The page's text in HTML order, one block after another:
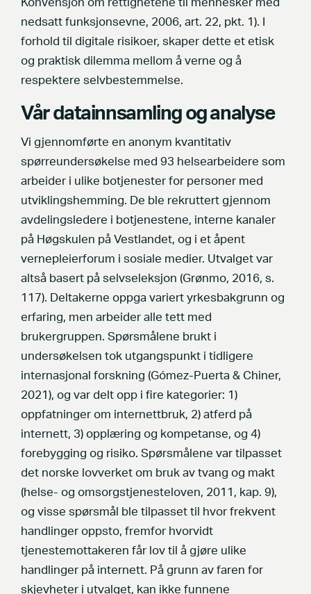
Konvensjon om rettighetene til mennesker med
nedsatt funksjonsevne, 2006, art. 22, pkt. 1). I
forhold til digitale risikoer, skaper dette et etisk
og praktisk dilemma mellom å verne og å
respektere selvbestemmelse.
Vår datainnsamling og analyse
Vi gjennomførte en anonym kvantitativ
spørreundersøkelse med 93 helsearbeidere som
arbeider i ulike botjenester for personer med
utviklingshemming. De ble rekruttert gjennom
avdelingsledere i botjenestene, interne kanaler
på Høgskulen på Vestlandet, og i et åpent
vernepleierforum i sosiale medier. Utvalget var
altså basert på selvseleksjon (Grønmo, 2016, s.
117). Deltakerne oppga variert yrkesbakgrunn og
erfaring, men arbeider alle tett med
brukergruppen. Spørsmålene brukt i
undersøkelsen tok utgangspunkt i tidligere
internasjonal forskning (Gómez-Puerta & Chiner,
2021), og var delt opp i fire kategorier: 1)
oppfatninger om internettbruk, 2) atferd på
internett, 3) opplæring og kompetanse, og 4)
forebygging og risiko. Spørsmålene var tilpasset
det norske lovverket om bruk av tvang og makt
(helse- og omsorgstjenesteloven, 2011, kap. 9),
og visse spørsmål ble tilpasset til hvor frekvent
handlinger oppsto, fremfor hvorvidt
tjenestemottakeren får lov til å gjøre ulike
handlinger på internett. På grunn av faren for
skjevheter i utvalget, kan ikke funnene